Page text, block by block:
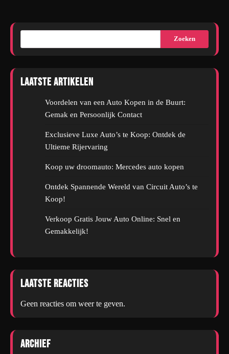
Zoeken
Laatste artikelen
Voordelen van een Auto Kopen in de Buurt:
Gemak en Persoonlijk Contact
Exclusieve Luxe Auto’s te Koop: Ontdek de
Ultieme Rijervaring
Koop uw droomauto: Mercedes auto kopen
Ontdek Spannende Wereld van Circuit Auto’s te
Koop!
Verkoop Gratis Jouw Auto Online: Snel en
Gemakkelijk!
Laatste reacties
Geen reacties om weer te geven.
Archief